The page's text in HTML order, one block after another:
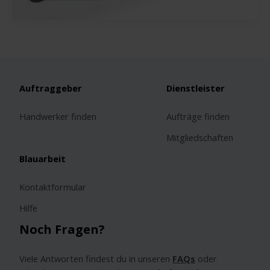
Noch Fragen?
Viele Antworten findest du in unseren FAQs oder
Auftraggeber
Handwerker finden
Dienstleister
Aufträge finden
Mitgliedschaften
Blauarbeit
Kontaktformular
Hilfe